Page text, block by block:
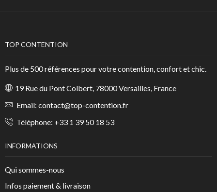
TOP CONTENTION
Plus de 500 références pour votre contention, confort et chic.
19 Rue du Pont Colbert, 78000 Versailles, France
Email: contact@top-contention.fr
Téléphone: +33 1 39 50 18 53
INFORMATIONS
Qui sommes-nous
Infos paiement & livraison